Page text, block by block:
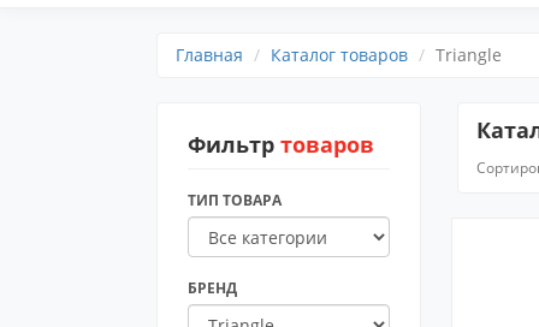
Главная Каталог товаров Triangle
Фильтр товаров
ТИП ТОВАРА
БРЕНД